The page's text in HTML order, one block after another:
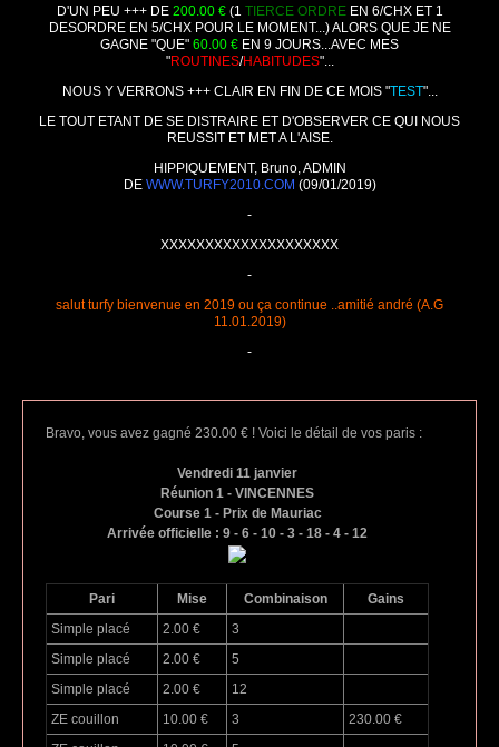
D'UN PEU +++ DE 200.00 €(1 TIERCE ORDREEN 6/CHX ET 1
DESORDRE EN 5/CHX POUR LE MOMENT...) ALORS QUE JE NE
GAGNE "QUE" 60.00 € EN 9 JOURS...AVEC MES
"ROUTINES/HABITUDES"...
NOUS Y VERRONS +++ CLAIR EN FIN DE CE MOIS "TEST"...
LE TOUT ETANT DE SE DISTRAIRE ET D'OBSERVER CE QUI NOUS
REUSSIT ET MET A L'AISE.
HIPPIQUEMENT, Bruno, ADMIN
DE WWW.TURFY2010.COM (09/01/2019)
-
XXXXXXXXXXXXXXXXXXXX
-
salut turfy bienvenue en 2019 ou ça continue ..amitié andré (A.G
11.01.2019)
-
Bravo, vous avez gagné 230.00 € ! Voici le détail de vos paris :
Vendredi 11 janvier
Réunion 1 - VINCENNES
Course 1 - Prix de Mauriac
Arrivée officielle : 9 - 6 - 10 - 3 - 18 - 4 - 12
Pari Mise Combinaison
Gains
Simple placé
2.00 €
3
Simple placé
2.00 €
5
Simple placé
2.00 €
12
ZE couillon
10.00 € 3
230.00 €